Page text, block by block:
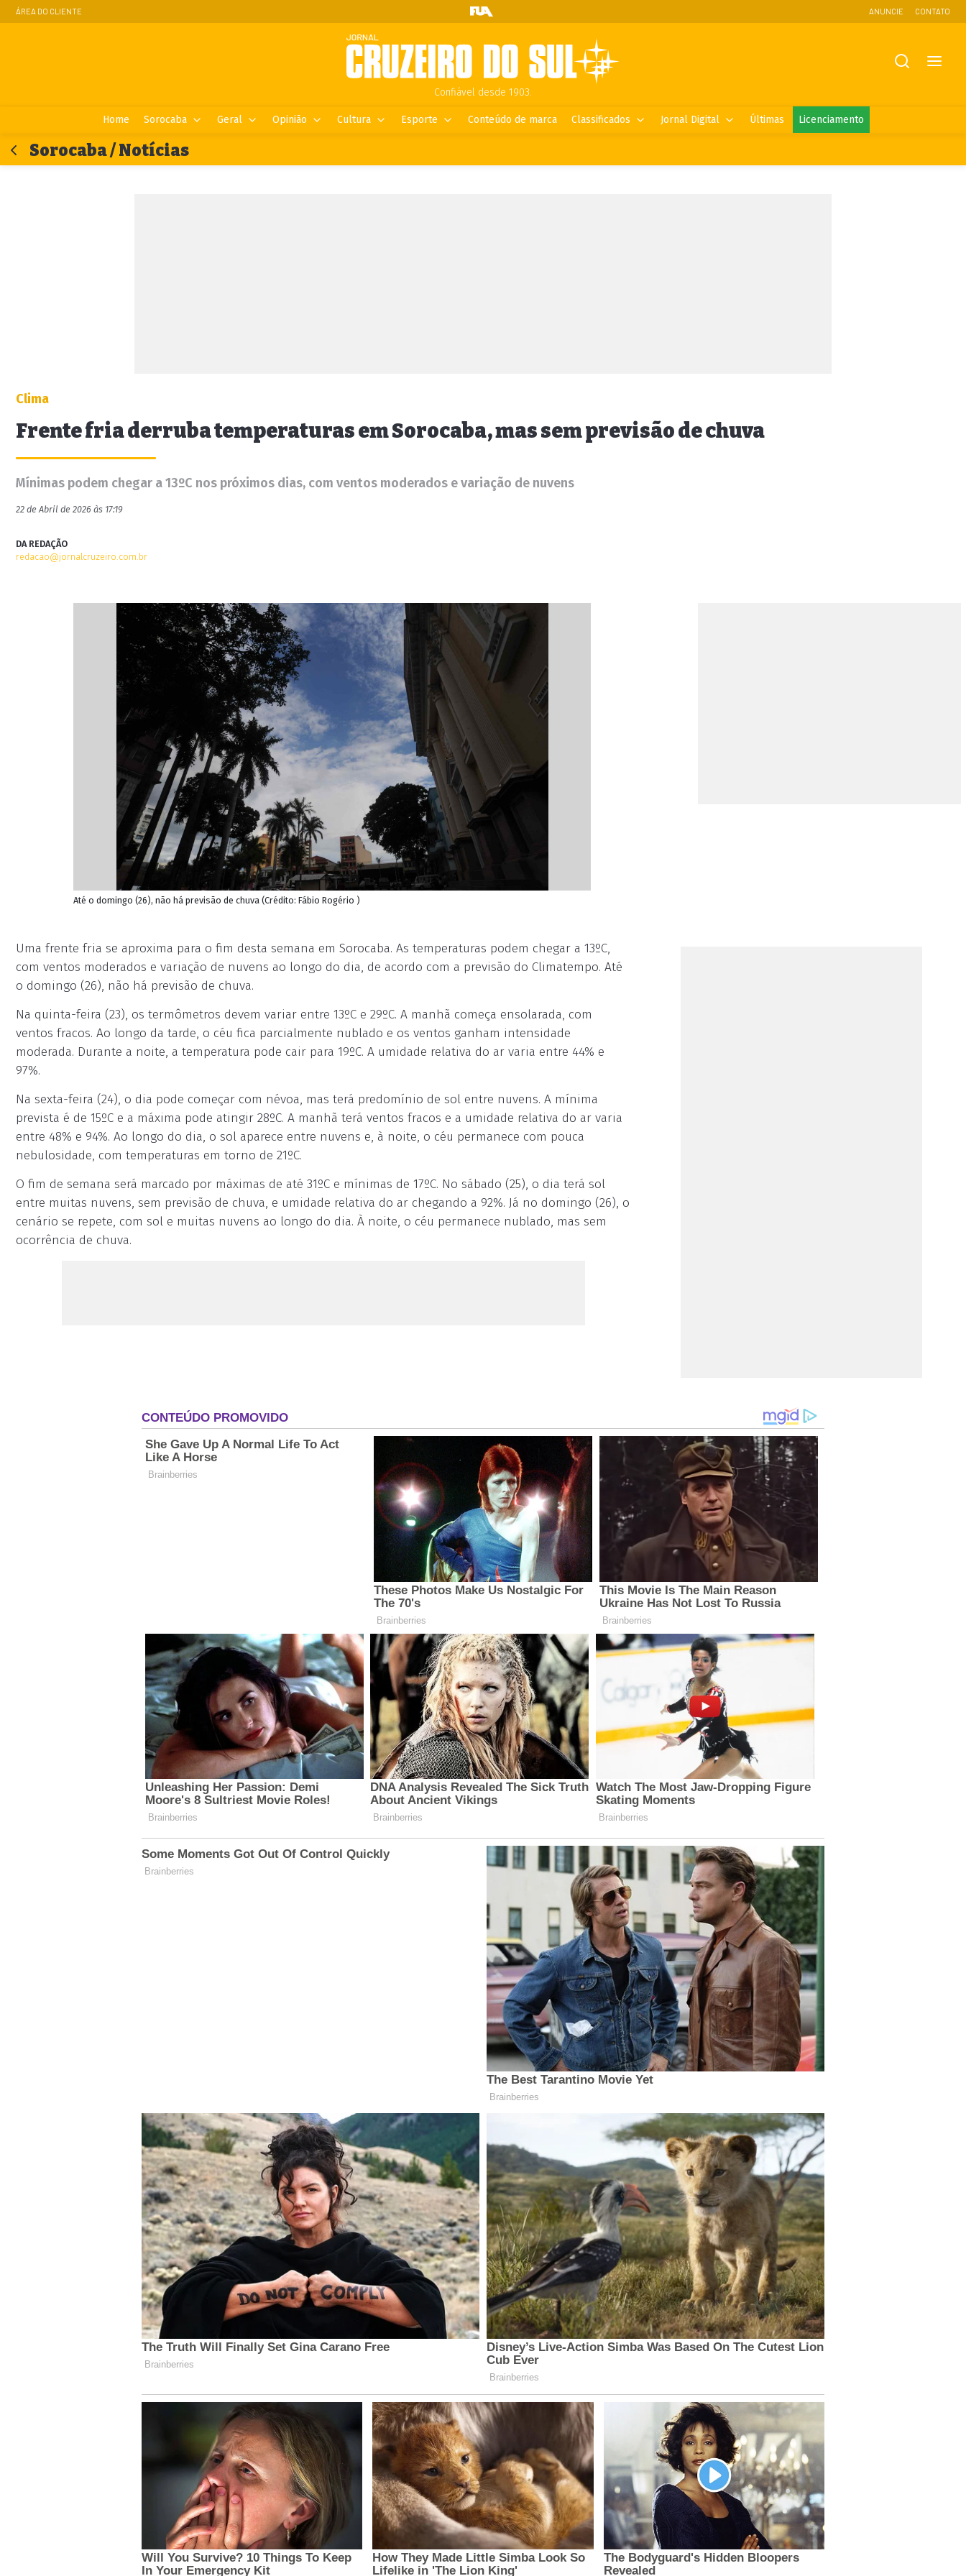
ÁREA DO CLIENTE ANUNCIE CONTATO
Confiável desde 1903.
Home Sorocaba Geral Opinião Cultura Esporte Conteúdo de marca Classificados Jornal Digital Últimas Licenciamento
Sorocaba / Notícias
Clima
Frente fria derruba temperaturas em Sorocaba, mas sem previsão de chuva
Mínimas podem chegar a 13ºC nos próximos dias, com ventos moderados e variação de nuvens
22 de Abril de 2026 às 17:19
DA REDAÇÃO
redacao@jornalcruzeiro.com.br
Até o domingo (26), não há previsão de chuva (Crédito: Fábio Rogério )
Uma frente fria se aproxima para o fim desta semana em Sorocaba. As temperaturas podem chegar a 13ºC,
com ventos moderados e variação de nuvens ao longo do dia, de acordo com a previsão do Climatempo. Até
o domingo (26), não há previsão de chuva.
Na quinta-feira (23), os termômetros devem variar entre 13ºC e 29ºC. A manhã começa ensolarada, com
ventos fracos. Ao longo da tarde, o céu fica parcialmente nublado e os ventos ganham intensidade
moderada. Durante a noite, a temperatura pode cair para 19ºC. A umidade relativa do ar varia entre 44% e
97%.
Na sexta-feira (24), o dia pode começar com névoa, mas terá predomínio de sol entre nuvens. A mínima
prevista é de 15ºC e a máxima pode atingir 28ºC. A manhã terá ventos fracos e a umidade relativa do ar varia
entre 48% e 94%. Ao longo do dia, o sol aparece entre nuvens e, à noite, o céu permanece com pouca
nebulosidade, com temperaturas em torno de 21ºC.
O fim de semana será marcado por máximas de até 31ºC e mínimas de 17ºC. No sábado (25), o dia terá sol
entre muitas nuvens, sem previsão de chuva, e umidade relativa do ar chegando a 92%. Já no domingo (26), o
cenário se repete, com sol e muitas nuvens ao longo do dia. À noite, o céu permanece nublado, mas sem
ocorrência de chuva.